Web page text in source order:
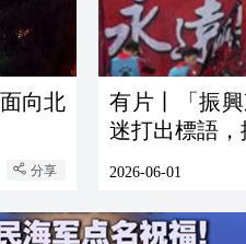
向北
分享
有片丨「振
迷打出標語，
2026-06-01